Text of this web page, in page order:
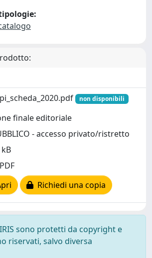
non disponibili
finale editoriale
- accesso privato/ristretto
Richiedi una copia
sono protetti da copyright e
riservati, salvo diversa